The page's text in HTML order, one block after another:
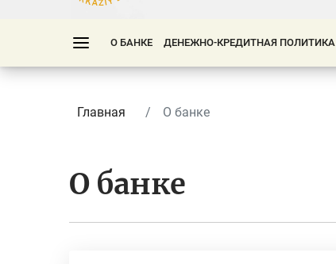
О БАНКЕ ДЕНЕЖНО-КРЕДИТНАЯ ПОЛИТИКА
Главная О банке
О банке